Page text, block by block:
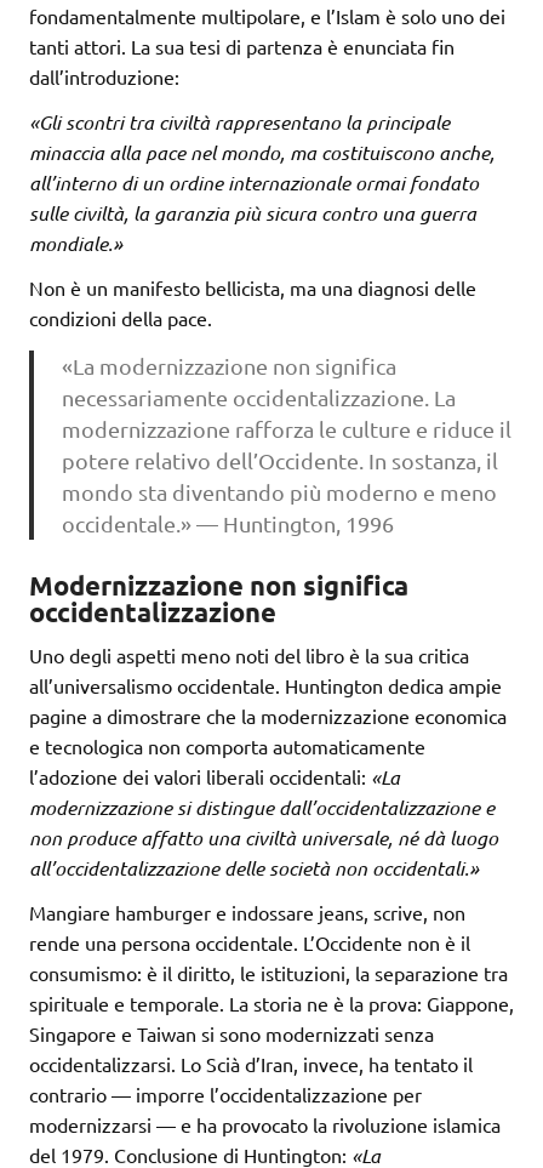
fondamentalmente multipolare, e l’Islam è solo uno dei
tanti attori. La sua tesi di partenza è enunciata fin
dall’introduzione:
«Gli scontri tra civiltà rappresentano la principale
minaccia alla pace nel mondo, ma costituiscono anche,
all’interno di un ordine internazionale ormai fondato
sulle civiltà, la garanzia più sicura contro una guerra
mondiale.»
Non è un manifesto bellicista, ma una diagnosi delle
condizioni della pace.
«La modernizzazione non significa
necessariamente occidentalizzazione. La
modernizzazione rafforza le culture e riduce il
potere relativo dell’Occidente. In sostanza, il
mondo sta diventando più moderno e meno
occidentale.» — Huntington, 1996
Modernizzazione non significa
occidentalizzazione
Uno degli aspetti meno noti del libro è la sua critica
all’universalismo occidentale. Huntington dedica ampie
pagine a dimostrare che la modernizzazione economica
e tecnologica non comporta automaticamente
l’adozione dei valori liberali occidentali: «La
modernizzazione si distingue dall’occidentalizzazione e
non produce affatto una civiltà universale, né dà luogo
all’occidentalizzazione delle società non occidentali.»
Mangiare hamburger e indossare jeans, scrive, non
rende una persona occidentale. L’Occidente non è il
consumismo: è il diritto, le istituzioni, la separazione tra
spirituale e temporale. La storia ne è la prova: Giappone,
Singapore e Taiwan si sono modernizzati senza
occidentalizzarsi. Lo Scià d’Iran, invece, ha tentato il
contrario — imporre l’occidentalizzazione per
modernizzarsi — e ha provocato la rivoluzione islamica
del 1979. Conclusione di Huntington: «La